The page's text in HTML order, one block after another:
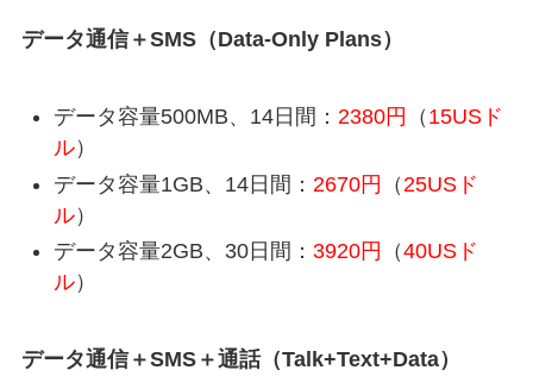
データ通信＋SMS（Data-Only Plans）
データ容量500MB、14日間： 2380円 （ 15USド
ル）
データ容量1GB、14日間： 2670円 （ 25USド
ル）
データ容量2GB、30日間： 3920円 （40USド
ル）
データ通信＋SMS＋通話（Talk+Text+Data）